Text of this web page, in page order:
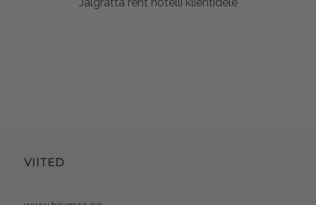
VIITED